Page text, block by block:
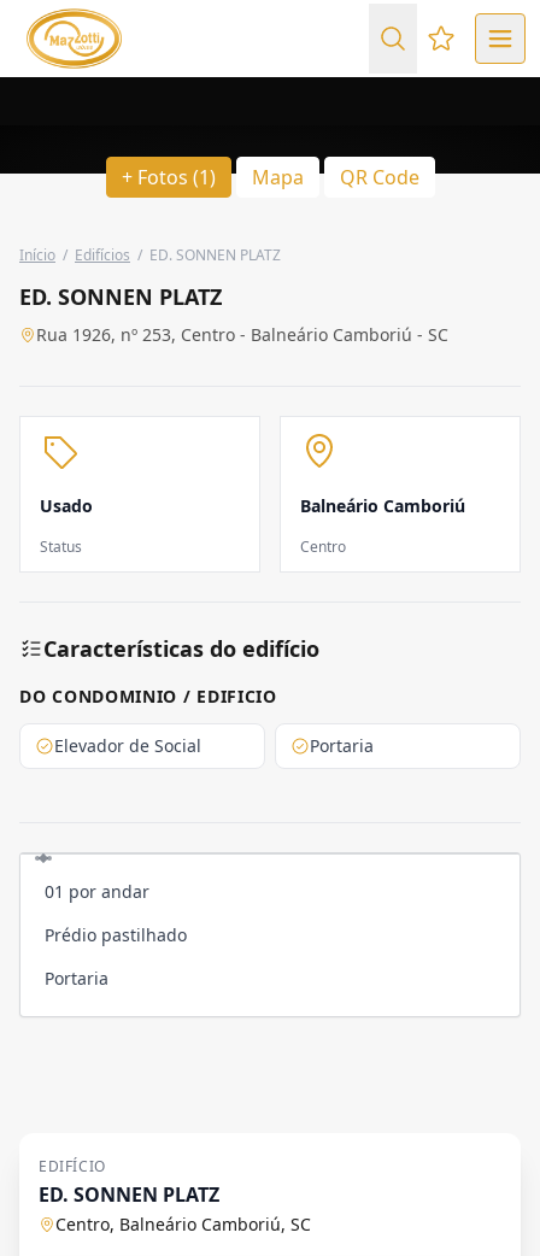
Favoritos
+ Fotos (1) Mapa QR Code
Início / Edifícios / ED. SONNEN PLATZ
ED. SONNEN PLATZ
Rua 1926, nº 253, Centro - Balneário Camboriú - SC
Usado
Status
Balneário Camboriú
Centro
Características do edifício
DO CONDOMINIO / EDIFICIO
Elevador de Social Portaria
01 por andar
Prédio pastilhado
Portaria
EDIFÍCIO
ED. SONNEN PLATZ
Centro, Balneário Camboriú, SC